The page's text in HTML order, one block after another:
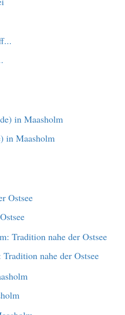
in Maasholm
nahe der Ostsee